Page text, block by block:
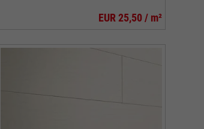
EUR 25,50 / m²